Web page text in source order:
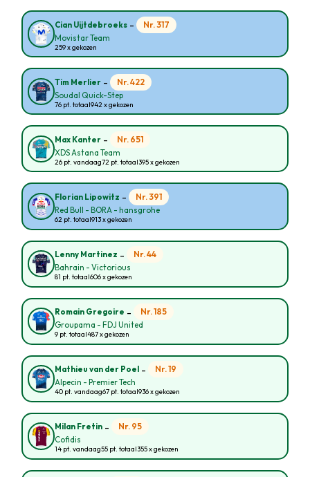
Cian Uijtdebroeks - Nr. 317
Movistar Team
259 x gekozen
Tim Merlier - Nr. 422
Soudal Quick-Step
76 pt. totaal942 x gekozen
Max Kanter - Nr. 651
XDS Astana Team
26 pt. vandaag72 pt. totaal395 x gekozen
Florian Lipowitz - Nr. 391
Red Bull - BORA - hansgrohe
62 pt. totaal913 x gekozen
Lenny Martinez - Nr. 44
Bahrain - Victorious
81 pt. totaal606 x gekozen
Romain Gregoire - Nr. 185
Groupama - FDJ United
9 pt. totaal487 x gekozen
Mathieu van der Poel - Nr. 19
Alpecin - Premier Tech
40 pt. vandaag67 pt. totaal936 x gekozen
Milan Fretin - Nr. 95
Cofidis
14 pt. vandaag55 pt. totaal355 x gekozen